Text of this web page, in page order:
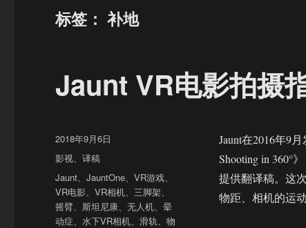
标签：补地
Jaunt VR电影拍摄
Jaunt在2016年9
Shooting in 360°
提供翻译稿。这
物距、相机的运
发
布
于
2018年9月6日
分
类
影视、译稿
标
签
Jaunt、JauntOne、VR游戏、
VR电影、VR相机、三脚架、
摇臂、斯坦尼康、无人机、晕
动症、水下VR相机、滑轨、物